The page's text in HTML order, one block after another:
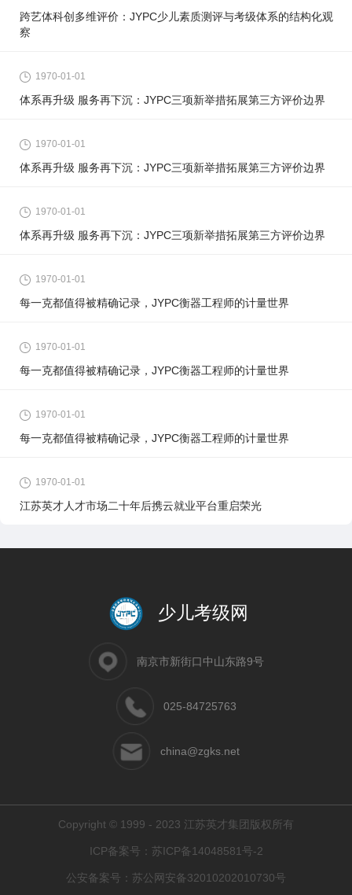
跨艺体科创多维评价：JYPC少儿素质测评与考级体系的结构化观
察
1970-01-01
体系再升级 服务再下沉：JYPC三项新举措拓展第三方评价边界
1970-01-01
体系再升级 服务再下沉：JYPC三项新举措拓展第三方评价边界
1970-01-01
体系再升级 服务再下沉：JYPC三项新举措拓展第三方评价边界
1970-01-01
每一克都值得被精确记录，JYPC衡器工程师的计量世界
1970-01-01
每一克都值得被精确记录，JYPC衡器工程师的计量世界
1970-01-01
每一克都值得被精确记录，JYPC衡器工程师的计量世界
1970-01-01
江苏英才人才市场二十年后携云就业平台重启荣光
少儿考级网
南京市新街口中山东路9号
025-84725763
china@zgks.net
Copyright © 1999 - 2023 江苏英才集团版权所有
ICP备案号： 苏ICP备14048581号-2
公安备案号： 苏公网安备32010202010730号